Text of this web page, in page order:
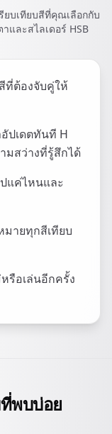
ยบเทียบสีที่คุณเลือกกับ
และสไลเดอร์ HSB
ที่ต้องจับคู่ให้
ปเดตทันที H
มสว่างที่รู้สึกได้
แค่ไหนและ
ายทุกสีเทียบ
รือเล่นอีกครั้ง
พบบ่อย